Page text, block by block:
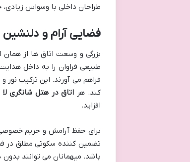
طراحان داخلی با وسواس زیادی،
فضایی آرام و دلنشین
بزرگی و وسعت اتاق ها از همان
طبیعی فراوان را به داخل
فراهم می آورند. این ترکیب
کند. هر اتاق در هتل شانگری
افزاید.
برای حفظ آرامش و حریم خصوصی
تضمین کننده سکوتی مطلق در
باشد. میهمانان می توانند